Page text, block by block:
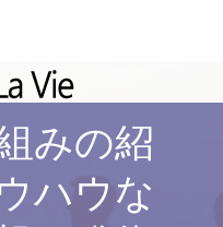
みの紹
ハウな